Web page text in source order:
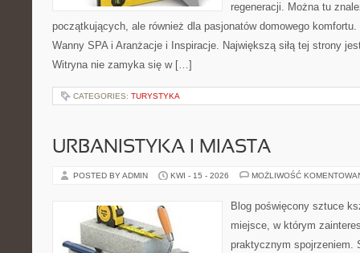
regeneracji. Można tu
początkujących, ale również dla pasjonatów domowego
Wanny SPA i Aranżacje i Inspiracje. Największą siłą tej strony
Witryna nie zamyka się w […]
CATEGORIES: TURYSTYKA
URBANISTYKA I MIASTA
POSTED BY ADMIN KWI - 15 - 2026 MOŻLIWOŚĆ
Blog poświęcony sztuce
miejsce, w którym
praktycznym spojrzeniem.